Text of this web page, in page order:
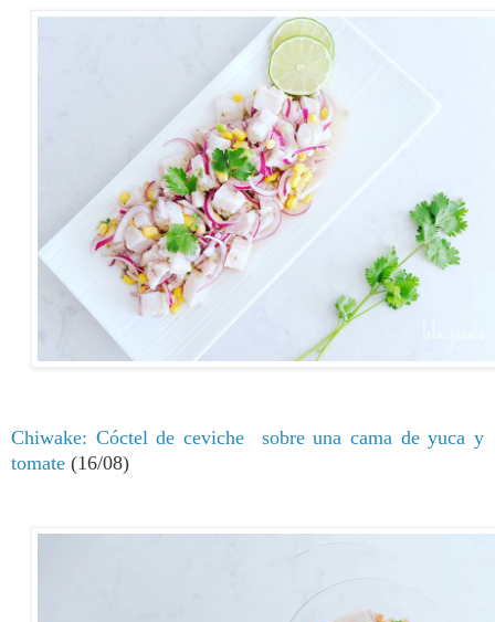
Chiwake: Cóctel de ceviche sobre una cama de yuca y
tomate (16/08)